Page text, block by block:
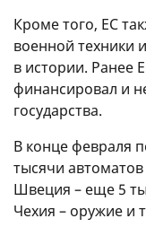
Кроме того, ЕС
военной техники
в истории. Ранее
финансировал и
государства.
В конце февраля
тысячи
Швеция – еще 5
Чехия – оружие и